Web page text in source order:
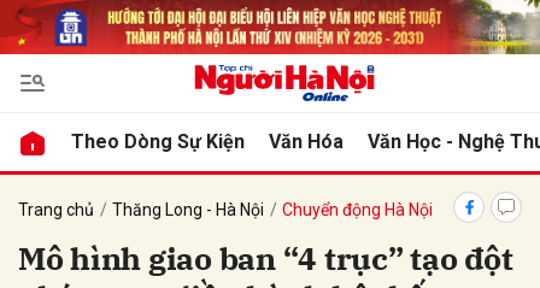
Theo Dòng Sự Kiện Văn Hóa Văn Học - Nghệ
Trang chủ Thăng Long - Hà Nội Chuyển động Hà Nội
Mô hình giao ban “4 trục” tạo đột
luận